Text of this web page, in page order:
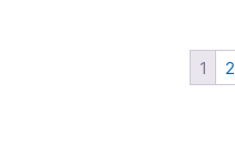
1 2